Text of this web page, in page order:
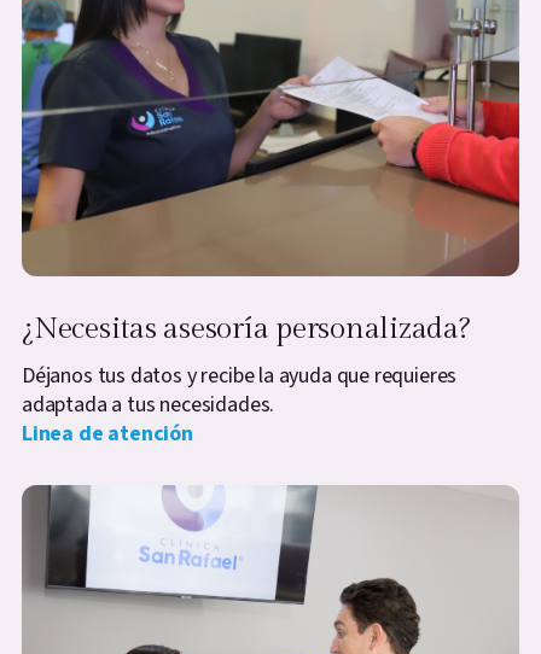
¿Necesitas asesoría personalizada?
Déjanos tus datos y recibe la ayuda que requieres
adaptada a tus necesidades.
Linea de atención